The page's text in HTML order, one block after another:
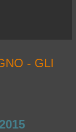
- GLI